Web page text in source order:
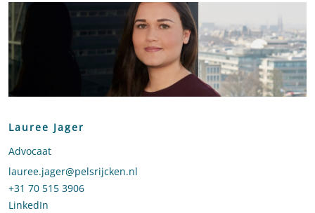
Lauree Jager
Advocaat
Stuur een e-mail naar Lauree Jager
lauree.jager@pelsrijcken.nl
Bel naar Lauree Jager
+31 70 515 3906
LinkedIn